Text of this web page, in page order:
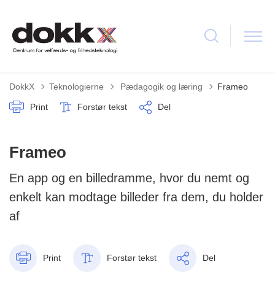
DokkX Teknologierne Tilbage til
Pædagogik og læring Frameo
Print Forstør tekst Del
Frameo
En app og en billedramme, hvor du nemt og
enkelt kan modtage billeder fra dem, du holder
af
Print Forstør tekst Del